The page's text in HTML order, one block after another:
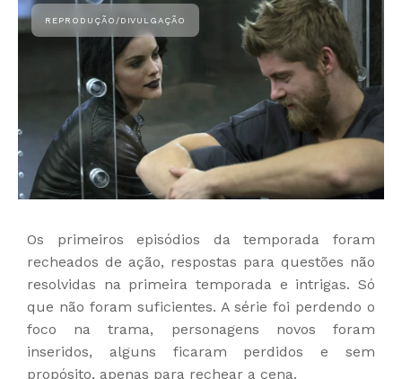
Os primeiros episódios da temporada foram
recheados de ação, respostas para questões não
resolvidas na primeira temporada e intrigas. Só
que não foram suficientes. A série foi perdendo o
foco na trama, personagens novos foram
inseridos, alguns ficaram perdidos e sem
propósito, apenas para rechear a cena.